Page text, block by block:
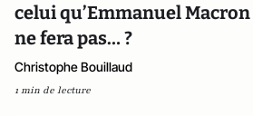
celui qu’Emmanuel Macron
ne fera pas… ?
Christophe Bouillaud
1 min de lecture